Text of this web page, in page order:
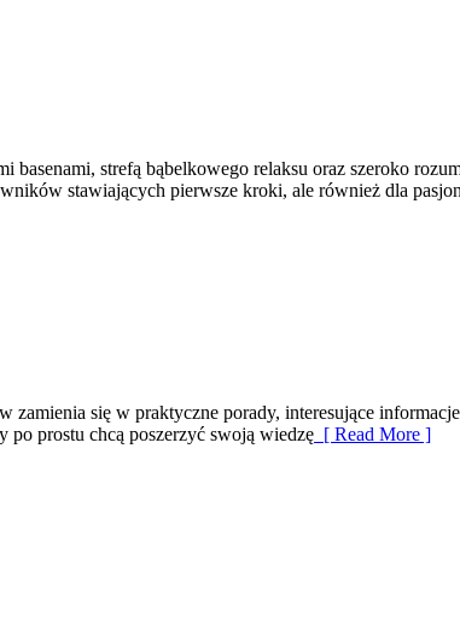
strefą bąbelkowego relaksu oraz szeroko
stawiających pierwsze kroki, ale również dla
się w praktyczne porady, interesujące
prostu chcą poszerzyć swoją wiedzę [ Read More ]